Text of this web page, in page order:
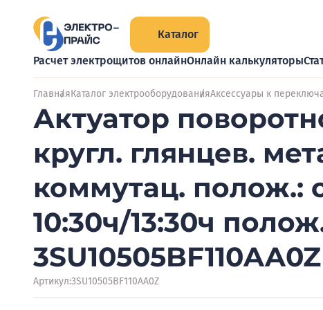
Каталог
Расчет электрощитов онлайнОнлайн калькуляторы
ГлавнаяКаталог электрооборудованияАксессуары к
Актуатор
кругл. глянцев.
коммутац. полож.:
10:30ч/13:30ч
3SU10505BF110AA0Z
Артикул:3SU10505BF110AA0Z